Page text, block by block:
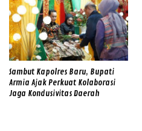
Sambut Kapolres Baru, Bupati
Armia Ajak Perkuat Kolaborasi
Jaga Kondusivitas Daerah